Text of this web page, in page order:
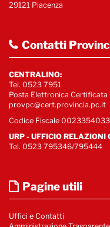
29121 Piacenza
Contatti
CENTRALINO:
Tel. 0523 7951
Posta Elettronica Certificata
provpc@cert.provincia.pc.it
Codice Fiscale
URP - UFFICIO RELAZIONI
Tel. 0523 795346/795444
Pagine utili
Uffici e Contatti